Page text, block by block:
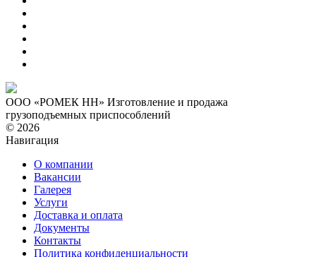
ООО «РОМЕК НН» Изготовление и продажа
грузоподъемных приспособлений
© 2026
Навигация
О компании
Вакансии
Галерея
Услуги
Доставка и оплата
Документы
Контакты
Политика конфиденциальности